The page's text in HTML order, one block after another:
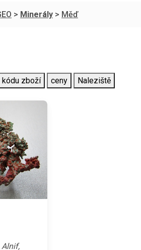
> Minerály > Měď
kódu zboží ceny Naleziště
Alnif,